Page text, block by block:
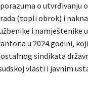
o utvrđivanju
(topli obrok) i
i
u 2024.godini,
sindikata
vlasti i javnim